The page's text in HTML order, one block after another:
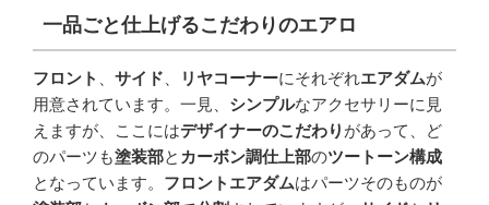
一品ごと仕上げるこだわりのエアロ
フロント サイド リヤコーナーにそれぞれエアダムが
用意されています。一見、 シンプルなアクセサリーに見
えますが、ここにはデザイナーのこだわり があって、ど
のパーツも塗装部と カーボン調仕上部のツートーン構成
となっています。 フロントエアダムはパーツそのものが